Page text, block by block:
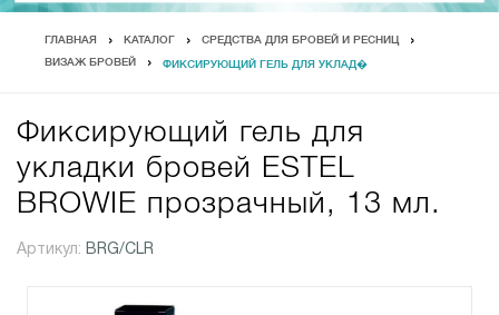
ГЛАВНАЯ КАТАЛОГ СРЕДСТВА ДЛЯ БРОВЕЙ И РЕСНИЦ
ВИЗАЖ БРОВЕЙ ФИКСИРУЮЩИЙ ГЕЛЬ ДЛЯ УКЛАД�
Фиксирующий гель для
укладки бровей ESTEL
BROWIE прозрачный, 13 мл.
Артикул: BRG/CLR